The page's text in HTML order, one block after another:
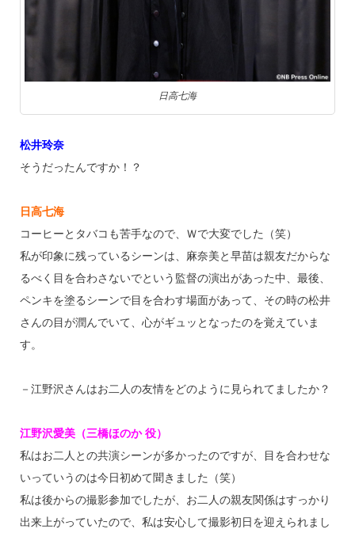
日高七海
松井玲奈
そうだったんですか！？
日高七海
コーヒーとタバコも苦手なので、Ｗで大変でした（笑）
私が印象に残っているシーンは、麻奈美と早苗は親友だからな
るべく目を合わさないでという監督の演出があった中、最後、
ペンキを塗るシーンで目を合わす場面があって、その時の松井
さんの目が潤んでいて、心がギュッとなったのを覚えていま
す。
－江野沢さんはお二人の友情をどのように見られてましたか？
江野沢愛美（三橋ほのか 役）
私はお二人との共演シーンが多かったのですが、目を合わせな
いっていうのは今日初めて聞きました（笑）
私は後からの撮影参加でしたが、お二人の親友関係はすっかり
出来上がっていたので、私は安心して撮影初日を迎えられまし